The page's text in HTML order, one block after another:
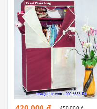
450,000 đ